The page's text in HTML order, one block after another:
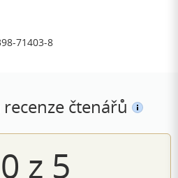
71403-8
čtenářů
z 5